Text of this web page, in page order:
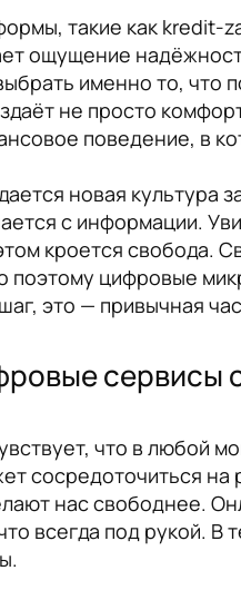
такие как kredit-
ощущение
именно то, что
не просто
поведение, в
новая культура
с информации.
кроется свобода.
поэтому цифровые
это — привычная
сервисы
что в любой
сосредоточиться на
нас свободнее.
всегда под рукой.